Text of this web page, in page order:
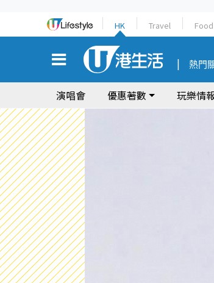
HK Travel Food
熱門
演唱會 優惠著數 玩樂情